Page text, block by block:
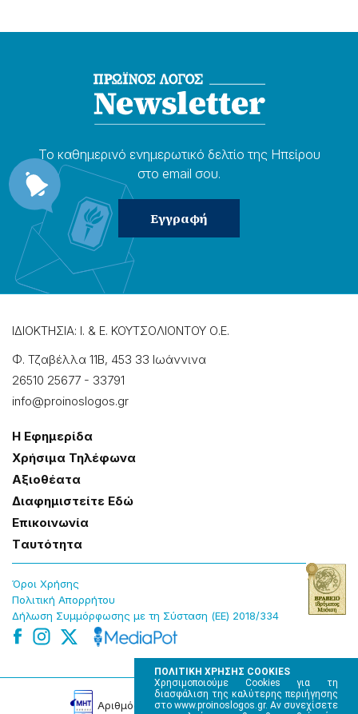
ΠΟΛΙΤΙΚΗ ΧΡΗΣΗΣ COOKIES
Χρησιμοποιούμε Cookies για τη
διασφάλιση της καλύτερης περιήγησης
στο www.proinoslogos.gr. Αν συνεχίσετε
Το καθημερɩνό ενημερωτɩκό δελτίο της Ηπείρου
στο email σου.
ΙΔΙΟΚΤΗΣΙΑ: Ι. & Ε. ΚΟΥΤΣΟΛΙΟΝΤΟΥ Ο.Ε.
Φ. Τζαβέλλα 11Β, 453 33 Ιωάννɩνα
26510 25677 - 33791
info@proinoslogos.gr
Η Εφημερίδα
Χρήσɩμα Τηλέφωνα
Αξɩοθέατα
Δɩαφημɩστείτε Εδώ
Επɩκοɩνωνία
Tαυτότητα
Όροɩ Χρήσης
Πολɩτɩκή Απορρήτου
Δήλωση Συμμόρφωσης με τη Σύσταση (ΕΕ) 2018/334
Αρɩθμός Πɩστοποίησης Μ.Η.Τ. 220242